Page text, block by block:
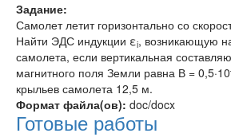
Задание:
Самолет летит горизонтально со
Найти ЭДС индукции εi, возникающую
самолета, если вертикальная
магнитного поля Земли равна В = 0,5·10
крыльев самолета 12,5 м.
Формат файла(ов): doc/docx
Готовые работы